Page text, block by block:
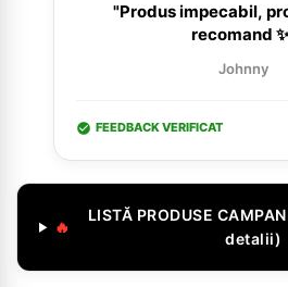
"Produs impecabil,
recomand
Johnny
FEEDBACK VERIFICAT
🔥
LISTĂ PRODUSE
detalii)